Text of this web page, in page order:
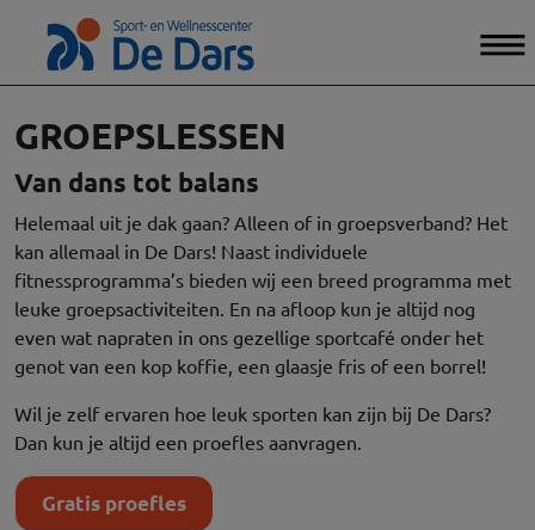
GROEPSLESSEN
Van dans tot balans
Helemaal uit je dak gaan? Alleen of in groepsverband? Het
kan allemaal in De Dars! Naast individuele
fitnessprogramma’s bieden wij een breed programma met
leuke groepsactiviteiten. En na afloop kun je altijd nog
even wat napraten in ons gezellige sportcafé onder het
genot van een kop koffie, een glaasje fris of een borrel!
Wil je zelf ervaren hoe leuk sporten kan zijn bij De Dars?
Dan kun je altijd een proefles aanvragen.
Gratis proefles